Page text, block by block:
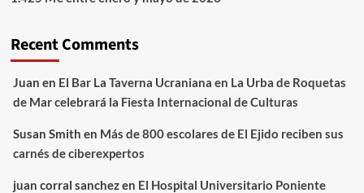
Recent Comments
Juan en El Bar La Taverna Ucraniana en La Urba de Roquetas
de Mar celebrará la Fiesta Internacional de Culturas
Susan Smith en Más de 800 escolares de El Ejido reciben sus
carnés de ciberexpertos
juan corral sanchezen El Hospital Universitario Poniente